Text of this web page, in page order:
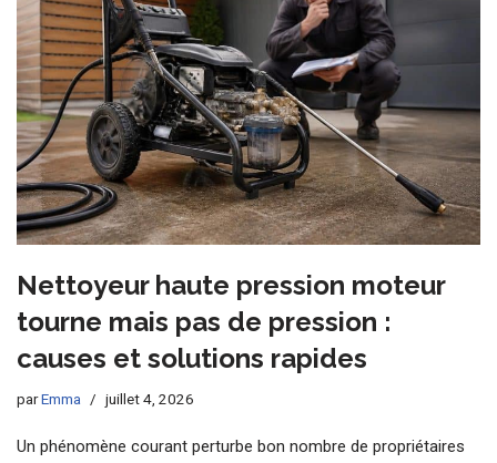
Nettoyeur haute pression moteur
tourne mais pas de pression :
causes et solutions rapides
parEmma juillet 4, 2026
Un phénomène courant perturbe bon nombre de propriétaires